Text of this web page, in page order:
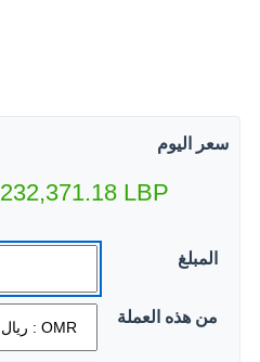
سعر اليوم
232,371.18 LBP
المبلغ
من هذه العملة